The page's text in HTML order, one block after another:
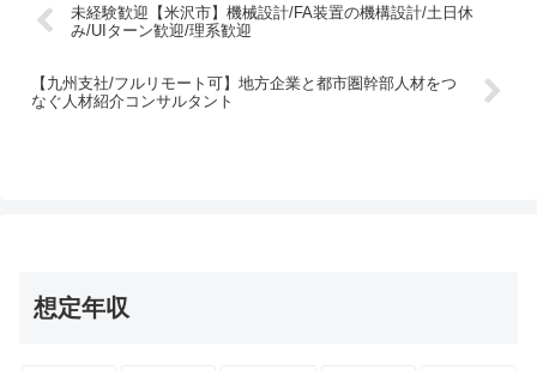
未経験歓迎【米沢市】機械設計/FA装置の機構設計/土日休
み/UIターン歓迎/理系歓迎
【九州支社/フルリモート可】地方企業と都市圏幹部人材をつ
なぐ人材紹介コンサルタント
想定年収